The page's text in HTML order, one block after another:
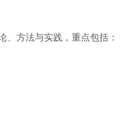
、方法与实践，重点包括：